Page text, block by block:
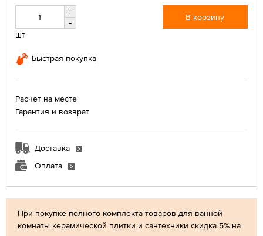
При покупке полного комплекта товаров для ванной
комнаты керамической плитки и сантехники скидка 5% на
+
-
шт
В корзину
Быстрая покупка
Расчет на месте
Гарантия и возврат
Доставка
Оплата